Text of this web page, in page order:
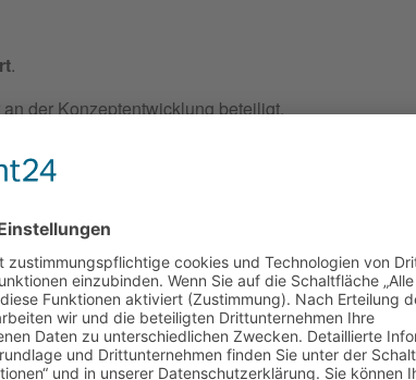
.
der Konzeptentwicklung beteiligt.
die Werkstatt für behinderte Menschen jederzeit